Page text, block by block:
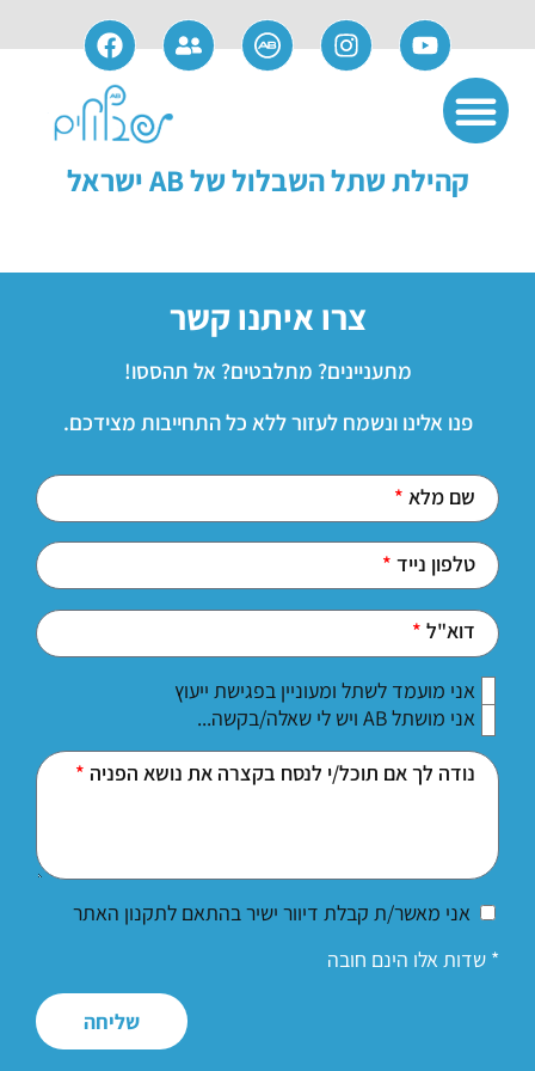
קהילת שתל השבלול של AB ישראל
צרו איתנו קשר
מתעניינים? מתלבטים? אל תהססו!
פנו אלינו ונשמח לעזור ללא כל התחייבות מצידכם.
שם מלא
טלפון נייד
דוא"ל
אני מועמד לשתל ומעוניין בפגישת ייעוץ
אני מושתל AB ויש לי שאלה/בקשה...
נודה לך אם תוכל/י לנסח בקצרה את נושא הפניה
אני מאשר/ת קבלת דיוור ישיר בהתאם לתקנון האתר
* שדות אלו הינם חובה
שליחה